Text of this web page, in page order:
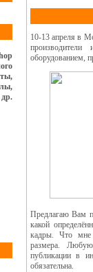
10-13 апреля в
оборудованием,
Предлагаю Вам
какой
кадры. Что мне
размера.
публикации в
обязательна.